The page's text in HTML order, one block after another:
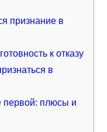
признание в
к отказу
в
первой: плюсы и